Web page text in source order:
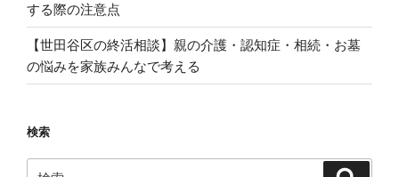
する際の注意点
【世田谷区の終活相談】親の介護・認知症・相続・お墓
の悩みを家族みんなで考える
検索
検